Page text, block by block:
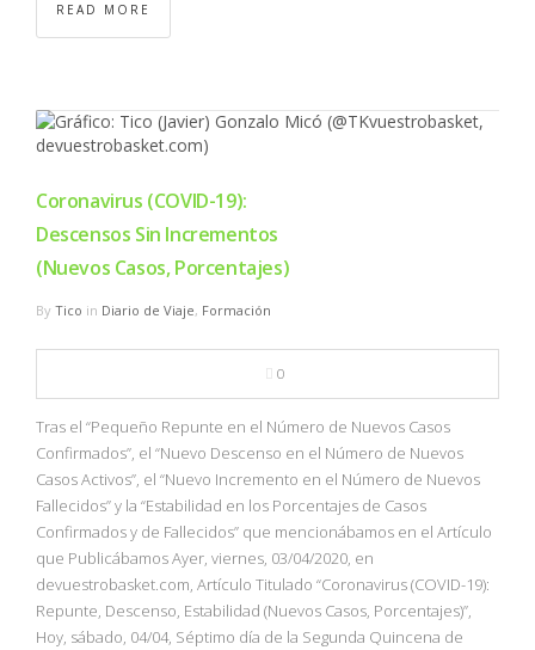
READ MORE
Coronavirus (COVID-19):
Descensos Sin Incrementos
(Nuevos Casos, Porcentajes)
By Tico in Diario de Viaje, Formación
0
Tras el “Pequeño Repunte en el Número de Nuevos Casos
Confirmados”, el “Nuevo Descenso en el Número de Nuevos
Casos Activos”, el “Nuevo Incremento en el Número de Nuevos
Fallecidos” y la “Estabilidad en los Porcentajes de Casos
Confirmados y de Fallecidos” que mencionábamos en el Artículo
que Publicábamos Ayer, viernes, 03/04/2020, en
devuestrobasket.com, Artículo Titulado “Coronavirus (COVID-19):
Repunte, Descenso, Estabilidad (Nuevos Casos, Porcentajes)”,
Hoy, sábado, 04/04, Séptimo día de la Segunda Quincena de